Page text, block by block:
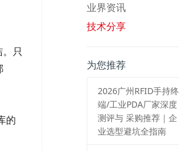
只
的
业界资讯
技术分享
为您推荐
2026⼴州RFID⼿持终
端/⼯业PDA⼚家深度
测评与 采购推荐｜企
业选型避坑全指南